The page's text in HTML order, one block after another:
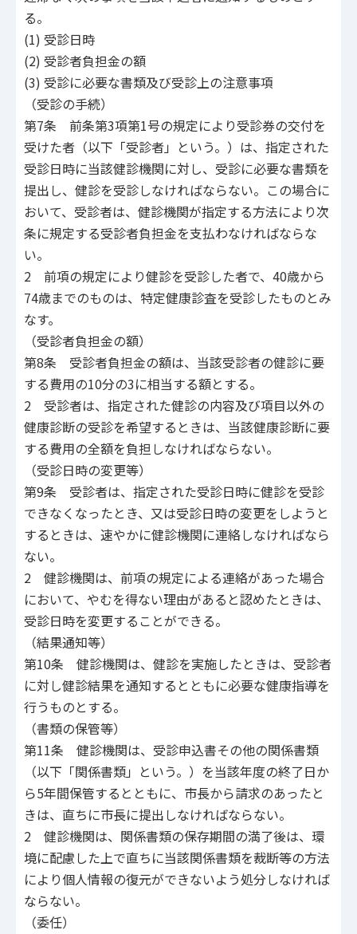
る。
(1) 受診日時
(2) 受診者負担金の額
(3) 受診に必要な書類及び受診上の注意事項
（受診の手続）
第7条 前条第3項第1号の規定により受診券の交付を
受けた者（以下「受診者」という。）は、指定された
受診日時に当該健診機関に対し、受診に必要な書類を
提出し、健診を受診しなければならない。この場合に
おいて、受診者は、健診機関が指定する方法により次
条に規定する受診者負担金を支払わなければならな
い。
2 前項の規定により健診を受診した者で、40歳から
74歳までのものは、特定健康診査を受診したものとみ
なす。
（受診者負担金の額）
第8条 受診者負担金の額は、当該受診者の健診に要
する費用の10分の3に相当する額とする。
2 受診者は、指定された健診の内容及び項目以外の
健康診断の受診を希望するときは、当該健康診断に要
する費用の全額を負担しなければならない。
（受診日時の変更等）
第9条 受診者は、指定された受診日時に健診を受診
できなくなったとき、又は受診日時の変更をしようと
するときは、速やかに健診機関に連絡しなければなら
ない。
2 健診機関は、前項の規定による連絡があった場合
において、やむを得ない理由があると認めたときは、
受診日時を変更することができる。
（結果通知等）
第10条 健診機関は、健診を実施したときは、受診者
に対し健診結果を通知するとともに必要な健康指導を
行うものとする。
（書類の保管等）
第11条 健診機関は、受診申込書その他の関係書類
（以下「関係書類」という。）を当該年度の終了日か
ら5年間保管するとともに、市長から請求のあったと
きは、直ちに市長に提出しなければならない。
2 健診機関は、関係書類の保存期間の満了後は、環
境に配慮した上で直ちに当該関係書類を裁断等の方法
により個人情報の復元ができないよう処分しなければ
ならない。
（委任）